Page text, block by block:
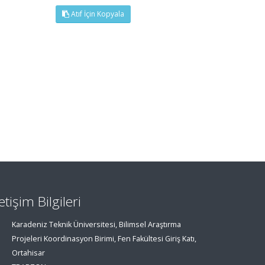
Atıf İçin Kopyala
Bilgileri
Karadeniz Teknik Üniversitesi, Bilimsel Araştırma
Projeleri Koordinasyon Birimi, Fen Fakültesi Giriş Katı,
Ortahisar